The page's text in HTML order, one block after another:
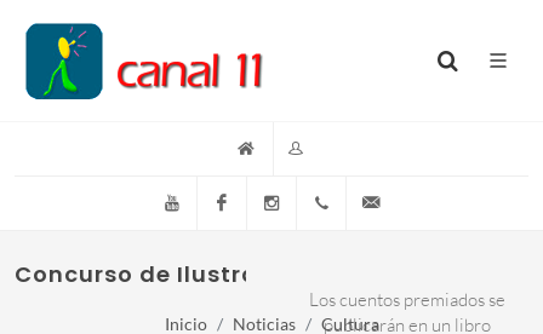
YouTube FacebookInstagram(+54)(9)3548-576073
Concurso de Ilustraciones de la Obra de
Los cuentos premiados se
publicarán en un libro
Inicio Noticias
Cultura